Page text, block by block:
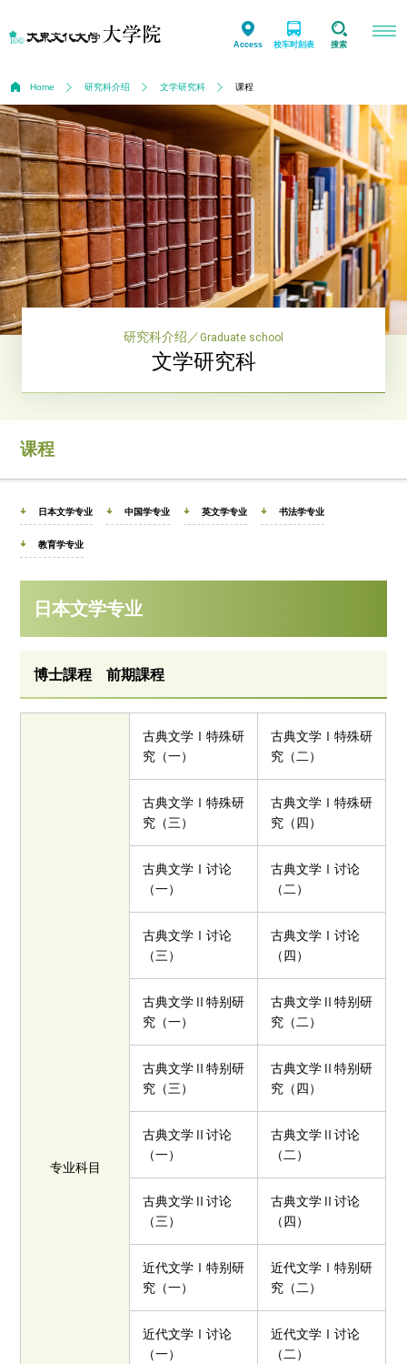
Access 校车时刻表 搜索
Home 研究科介绍 文学研究科 课程
研究科介绍／Graduate school
文学研究科
课程
日本文学专业 中国学专业 英文学专业 书法学专业
教育学专业
日本文学专业
博士課程 前期課程
专业科目
古典文学Ⅰ特殊研
究（一）
古典文学Ⅰ特殊研
究（二）
古典文学Ⅰ特殊研
究（三）
古典文学Ⅰ特殊研
究（四）
古典文学Ⅰ讨论
（一）
古典文学Ⅰ讨论
（二）
古典文学Ⅰ讨论
（三）
古典文学Ⅰ讨论
（四）
古典文学Ⅱ特别研
究（一）
古典文学Ⅱ特别研
究（二）
古典文学Ⅱ特别研
究（三）
古典文学Ⅱ特别研
究（四）
古典文学Ⅱ讨论
（一）
古典文学Ⅱ讨论
（二）
古典文学Ⅱ讨论
（三）
古典文学Ⅱ讨论
（四）
近代文学Ⅰ特别研
究（一）
近代文学Ⅰ特别研
究（二）
近代文学Ⅰ讨论
（一）
近代文学Ⅰ讨论
（二）